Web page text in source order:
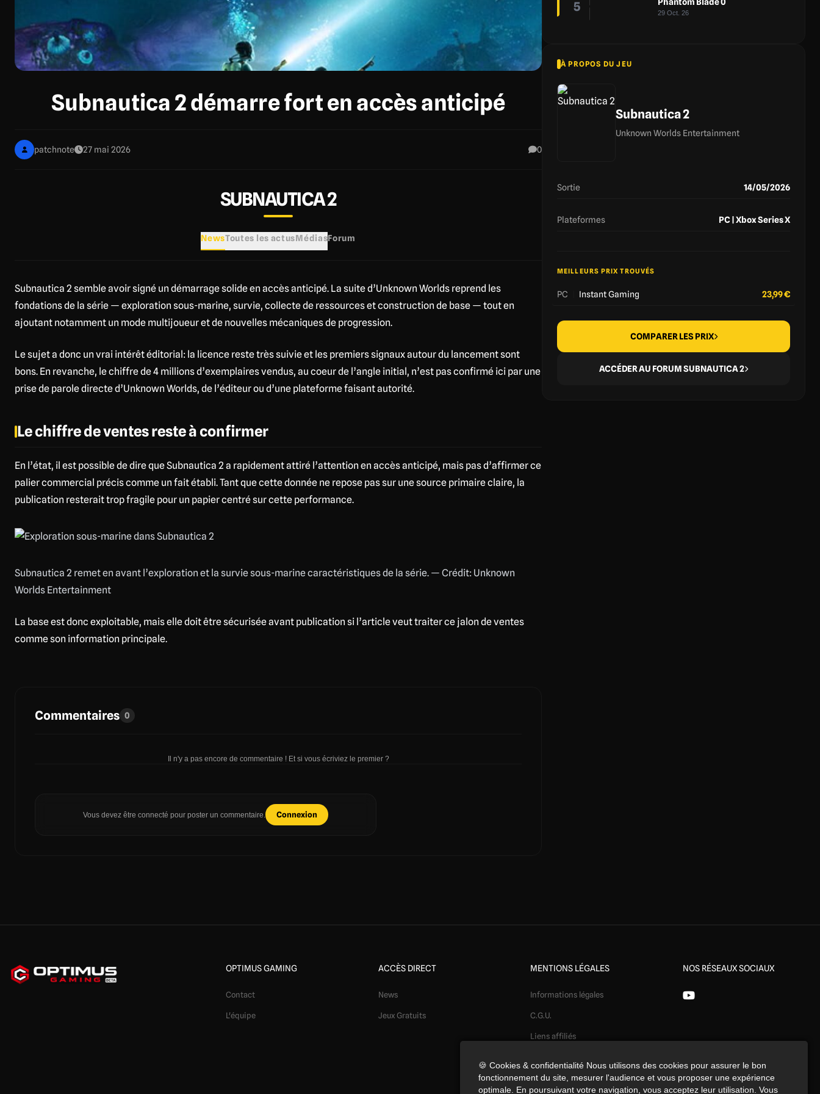
Subnautica 2 démarre fort en accès anticipé
patchnote 27 mai 2026 0
SUBNAUTICA 2
NewsToutes les actusMédiasForum
Subnautica 2 semble avoir signé un démarrage solide en accès anticipé. La suite d’Unknown Worlds reprend les
fondations de la série — exploration sous-marine, survie, collecte de ressources et construction de base — tout en
ajoutant notamment un mode multijoueur et de nouvelles mécaniques de progression.
Le sujet a donc un vrai intérêt éditorial: la licence reste très suivie et les premiers signaux autour du lancement sont
bons. En revanche, le chiffre de 4 millions d’exemplaires vendus, au coeur de l’angle initial, n’est pas confirmé ici par une
prise de parole directe d’Unknown Worlds, de l’éditeur ou d’une plateforme faisant autorité.
Le chiffre de ventes reste à confirmer
En l’état, il est possible de dire que Subnautica 2 a rapidement attiré l’attention en accès anticipé, mais pas d’affirmer ce
palier commercial précis comme un fait établi. Tant que cette donnée ne repose pas sur une source primaire claire, la
publication resterait trop fragile pour un papier centré sur cette performance.
Subnautica 2 remet en avant l’exploration et la survie sous-marine caractéristiques de la série. — Crédit: Unknown
Worlds Entertainment
La base est donc exploitable, mais elle doit être sécurisée avant publication si l’article veut traiter ce jalon de ventes
comme son information principale.
Commentaires 0
Il n'y a pas encore de commentaire ! Et si vous écriviez le premier ?
Vous devez être connecté pour poster un commentaire. Connexion
5 29 Oct. 26
À PROPOS DU JEU
Subnautica 2
Unknown Worlds Entertainment
Sortie 14/05/2026
Plateformes PC | Xbox Series X
MEILLEURS PRIX TROUVÉS
PC Instant Gaming 23,99 €
COMPARER LES PRIX
ACCÉDER AU FORUM SUBNAUTICA 2
OPTIMUS GAMING
Contact
L'équipe
ACCÈS DIRECT
News
Jeux Gratuits
MENTIONS LÉGALES
Informations légales
C.G.U.
Liens affiliés
Confidentialité
NOS RÉSEAUX SOCIAUX
🍪 Cookies & confidentialité Nous utilisons des cookies pour assurer le bon
fonctionnement du site, mesurer l'audience et vous proposer une expérience
optimale. En poursuivant votre navigation, vous acceptez leur utilisation. Vous